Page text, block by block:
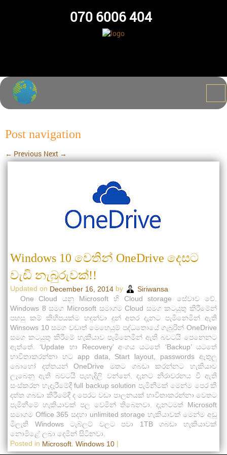
070 6006 404
Post navigation
← Previous Next →
Windows 10 වෙතින් OneDrive දෙසට
වැඩි නැබුරුවක්!!
Updated on December 16, 2014 by
Siriwansa
One Cloud යනු Microsoft හි Cloud storage සේවාව වේ.
Windows 8 සමග Microsoft සමාගම Cloud සමග කටයුතු කිරීමේන්
පහසු කම් කිහිපයක්ම හදුන්වා දුන් අතර දැනට පැමිනෙමින් ඇති
Winsows 10 සමග වඩාත් මෙහෙයුම් පද්ධතොයේ ගැබුරින් OneDrive
සමග කටයුතු කිරීමේ හැකියාව පැමිනෙමින් ඇති බවටයි පෙනෙනට
ඇත්තේ. ‘Update හා Recovery’ අංගය යටතේ ‘Backup’ යටතේ
භාවිතාකරන්නා හට app data, Start layout, passwords ඇතුලු
බොහෝ දත්තයන් OneDrive මතට ගබඩා කරන්නට හැකියාව
ලැබෙනු ඇති බවටයි පැහැදිලි වන්නේ. දැනට නිරාවරනය වී ඇති
සංස්කරන හැදෑරීමේදී full backup solution පැමිනීමක් මෙන්ම පෙර කී
දත්ත ගබඩා කිරීමේදී ද පෙරට වඩා පාලනයක් භාවිතාකරන්නා වෙතට
පැමිනීමේ හැකියාවක් පල වෙමින් තිබෙනවා. දැනටමත් Microsoft
සමාගම Office 365 සදහා unlimited storage හැකියාවක් මෙන්ම අඩු
මිලැති Windows ටැබ්ලට් වලට පවා 1TB ගබඩා හැකියාවක්
නොමිළේ ලබා දෙමින් සිටිනවා.
Posted in Microsoft Windows 10 |